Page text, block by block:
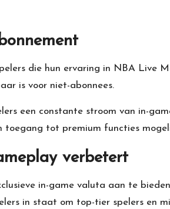
die hun ervaring in NBA Live
is voor niet-abonnees.
een constante stroom van in-
toegang tot premium functies
verbetert
in-game valuta aan te
in staat om top-tier spelers en